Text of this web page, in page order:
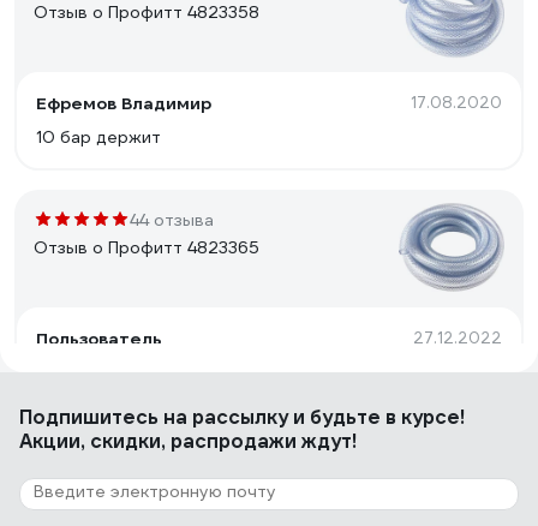
Отзыв о Профитт 4823358
Eфремов Владимир 17.08.2020
10 бар держит
44 отзыва
Отзыв о Профитт 4823365
Пользователь 27.12.2022
Хорошее качество, армированный.
25 отзывов
Отзыв о Профитт 9664191
Подпишитесь на рассылкуи будьте в курсе!
Акции, скидки, распродажи ждут!